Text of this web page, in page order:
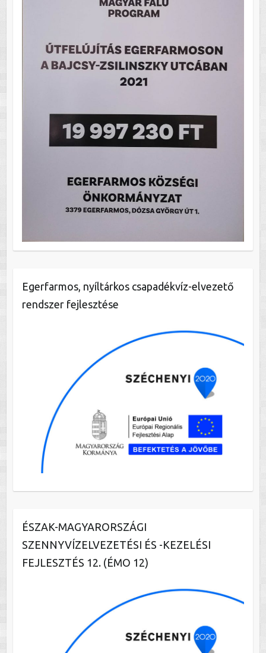
Egerfarmos, nyíltárkos csapadékvíz-elvezető
rendszer fejlesztése
ÉSZAK-MAGYARORSZÁGI
SZENNYVÍZELVEZETÉSI ÉS -KEZELÉSI
FEJLESZTÉS 12. (ÉMO 12)